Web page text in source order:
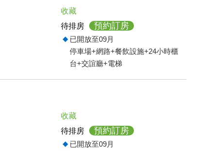
收藏
待排房
預約訂房
已開放至09月
停車場+網路+餐飲設施+24小時櫃
台+交誼廳+電梯
收藏
待排房
預約訂房
已開放至09月